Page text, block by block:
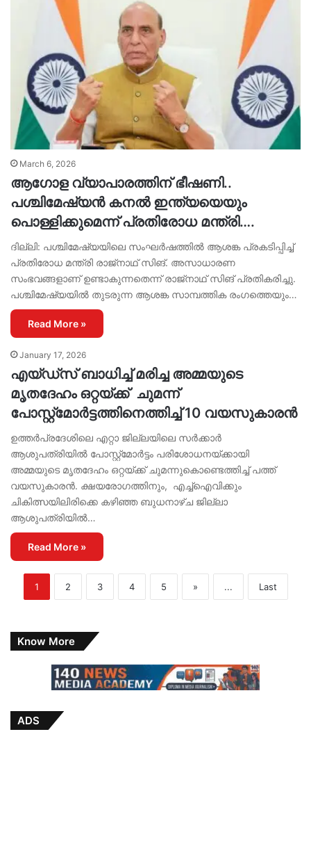
March 6, 2026
ആഗോള വ്യാപാരത്തിന് ഭീഷണി..
പശ്ചിമേഷ്യൻ കനൽ ഇന്ത്യയെയും
പൊള്ളിക്കുമെന്ന് പ്രതിരോധ മന്ത്രി….
ദില്ലി: പശ്ചിമേഷ്യയിലെ സംഘര്‍ഷത്തിൽ ആശങ്ക പ്രകടിപ്പിച്ച്
പ്രതിരോധ മന്ത്രി രാജ്‍നാഥ് സിങ്. അസാധാരണ
സംഭവങ്ങളാണ് ഉണ്ടാകുന്നതെന്ന് രാജ്‍നാഥ് സിങ് പ്രതികരിച്ചു.
പശ്ചിമേഷ്യയിൽ തുടരുന്ന ആശങ്ക സാമ്പത്തിക രംഗത്തെയും…
Read More »
January 17, 2026
എയ്ഡ്സ് ബാധിച്ച് മരിച്ച അമ്മയുടെ
മൃതദേഹം ഒറ്റയ്ക്ക് ചുമന്ന്
പോസ്റ്റ്മോർട്ടത്തിനെത്തിച്ച് 10 വയസുകാരൻ
ഉത്തർപ്രദേശിലെ എറ്റാ ജില്ലയിലെ സർക്കാർ
ആശുപത്രിയിൽ പോസ്റ്റ്‌മോർട്ടം പരിശോധനയ്ക്കായി
അമ്മയുടെ മൃതദേഹം ഒറ്റയ്ക്ക് ചുമന്നുകൊണ്ടെത്തിച്ച് പത്ത്
വയസുകാരൻ. ക്ഷയരോഗത്തിനും, എച്ച്ഐവിക്കും
ചികിത്സയിലിരിക്കെ കഴിഞ്ഞ ബുധനാഴ്ച ജില്ലാ
ആശുപത്രിയിൽ…
Read More »
1 2 3 4 5 » ... Last
Know More
ADS